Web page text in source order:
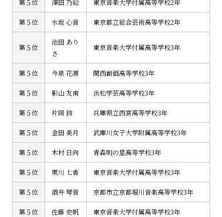
第５位 澤田 乃絵 東京音楽大学付属高等学校2年
第５位 水坂 心音 東京都立総合芸術高等学校2年
第５位
池田 あり
さ
東京音楽大学付属高等学校3年
第５位 今泉 花凛 関西創価高等学校3年
第５位 影山 友南 浜松学芸高等学校3年
第５位 片岡 鈴 兵庫県立西宮高等学校3年
第５位 金田 美月 武庫川女子大学附属高等学校3年
第５位 木村 日向 青森明の星高等学校3年
第５位 栗川 七香 東京音楽大学付属高等学校3年
第５位 酒井 琴音 京都市立京都堀川音楽高等学校3年
第５位 佐藤 史帆 東京音楽大学付属高等学校3年